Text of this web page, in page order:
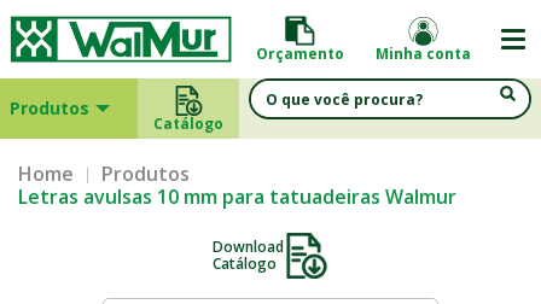
Orçamento Minha conta
Produtos
Catálogo
Home
Produtos
Letras avulsas 10 mm para tatuadeiras Walmur
Download
Catálogo